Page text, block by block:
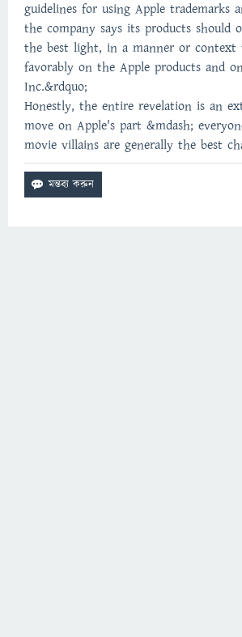
guidelines for using Apple trademarks
the company says its products should
the best light, in a manner or context
favorably on the Apple products and
Inc.&rdquo;
Honestly, the entire revelation is an
move on Apple's part &mdash;
movie villains are generally the best